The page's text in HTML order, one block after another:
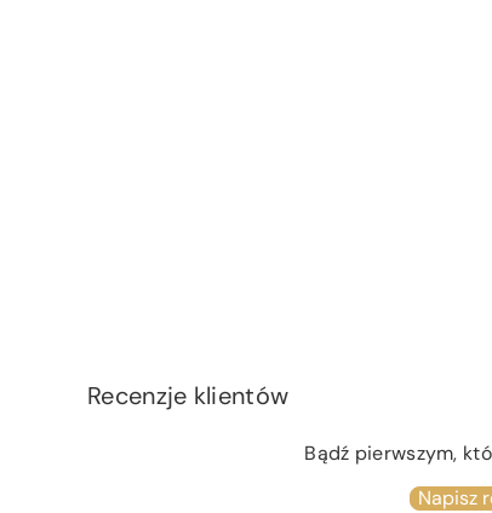
Recenzje klientów
Bądź pierwszym,
Napisz